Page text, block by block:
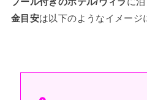
金目安は以下のようなイメージ